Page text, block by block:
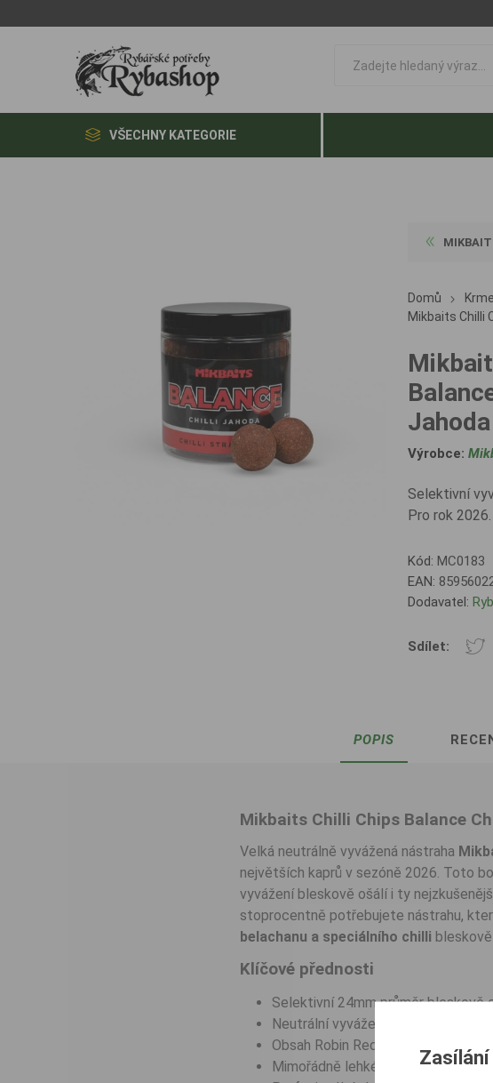
VŠECHNY KATEGORIE
MIKBAITS
Domů
Mikbaits Chilli
Výrobce:
Selektivní
Pro rok
Kód: MC0183
EAN:
Dodavatel:
Sdílet:
POPIS
Mikbaits Chilli Chips Balance
Velká neutrálně vyvážená nástraha
největších kaprů v sezóně 2026. Toto
vyvážení bleskově ošálí i ty
stoprocentně potřebujete nástrahu,
belachanu a speciálního chilli
Klíčové přednosti
Selektivní 24mm průměr
Neutrální vyvážení zajišťující
Obsah Robin Redu a chilli pro
Mimořádně lehké nasátí bleskově